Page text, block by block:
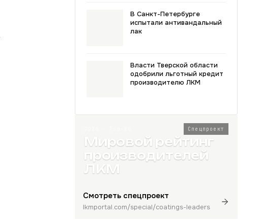
В Санкт-Петербурге
испытали антивандальный
лак
Власти Тверской области
одобрили льготный кредит
производителю ЛКМ
Спецпроект
Мировой рейтинг
производителей
ЛКМ
Смотреть спецпроект
lkmportal.com/special/coatings-leaders